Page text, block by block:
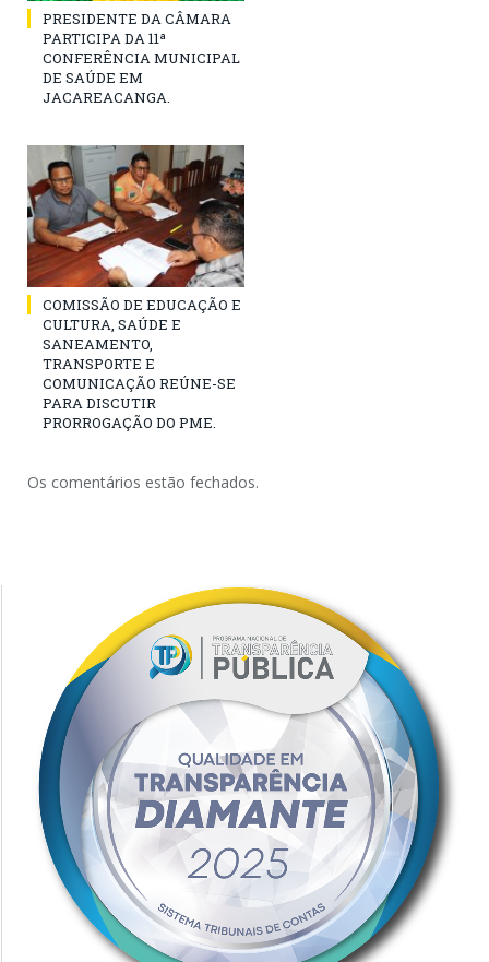
PRESIDENTE DA CÂMARA
PARTICIPA DA 11ª
CONFERÊNCIA MUNICIPAL
DE SAÚDE EM
JACAREACANGA.
COMISSÃO DE EDUCAÇÃO E
CULTURA, SAÚDE E
SANEAMENTO,
TRANSPORTE E
COMUNICAÇÃO REÚNE-SE
PARA DISCUTIR
PRORROGAÇÃO DO PME.
Os comentários estão fechados.